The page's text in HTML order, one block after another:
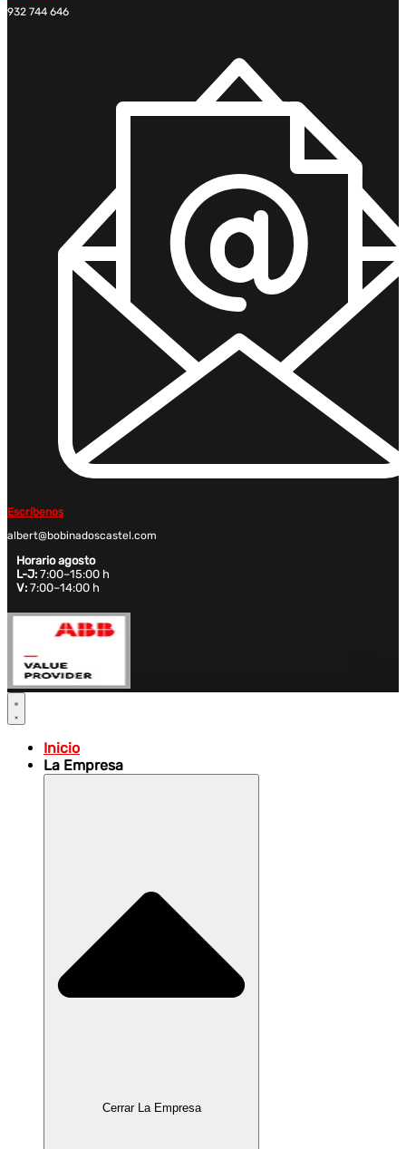
932 744 646
Escríbenos
albert@bobinadoscastel.com
Horario agosto
L-J: 7:00–15:00 h
V: 7:00–14:00 h
Inicio
La Empresa
Cerrar La Empresa